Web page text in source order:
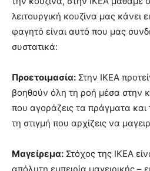
λειτουργική κουζίνα μας κάνει
φαγητό είναι αυτό που μας
συστατικά:
Προετοιμασία: Στην ΙΚΕΑ
βοηθούν όλη τη ροή μέσα στην
που αγοράζεις τα πράγματα και
τη στιγμή που αρχίζεις να
Μαγείρεμα: Στόχος της ΙΚΕΑ